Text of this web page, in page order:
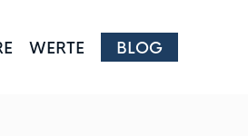
WERTE BLOG